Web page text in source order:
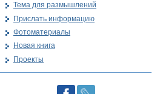
Тема для размышлений
Прислать информацию
Фотоматериалы
Новая книга
Проекты